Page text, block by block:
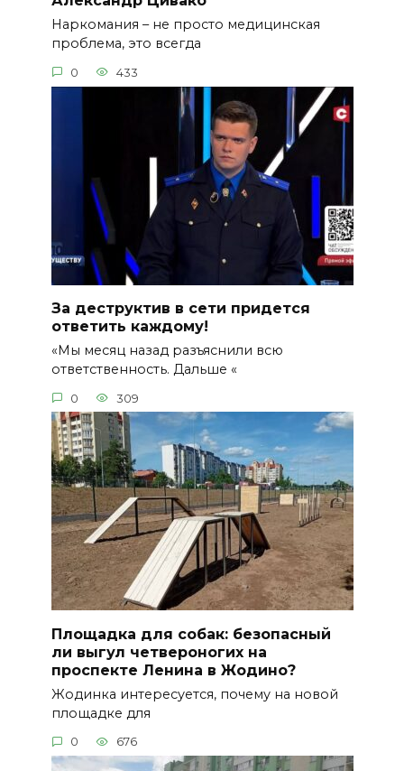
Наркомания – не просто медицинская
проблема, это всегда
0 433
За деструктив в сети придется
ответить каждому!
«Мы месяц назад разъяснили всю
ответственность. Дальше «
0 309
Площадка для собак: безопасный
ли выгул четвероногих на
проспекте Ленина в Жодино?
Жодинка интересуется, почему на новой
площадке для
0 676